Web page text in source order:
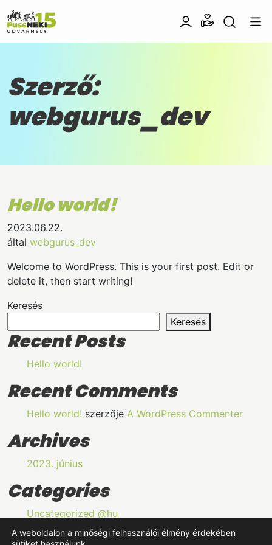
Szerző:
webgurus_dev
Hello world!
2023.06.22.
által webgurus_dev
Welcome to WordPress. This is your first post. Edit or
delete it, then start writing!
Keresés
Keresés
Recent Posts
Hello world!
Recent Comments
Hello world! szerzője A WordPress Commenter
Archives
2023. június
Categories
Uncategorized @hu
A weboldalon a minőségi felhasználói élmény érdekében